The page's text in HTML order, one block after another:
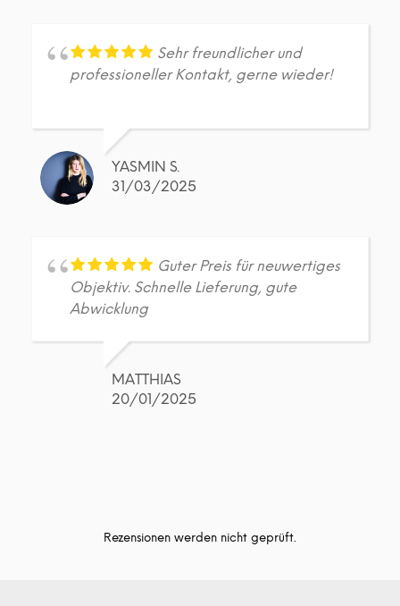
Sehr freundlicher und
professioneller Kontakt, gerne wieder!
YASMIN S.
31/03/2025
Guter Preis für neuwertiges
Objektiv. Schnelle Lieferung, gute
Abwicklung
MATTHIAS
20/01/2025
Rezensionen werden nicht geprüft.